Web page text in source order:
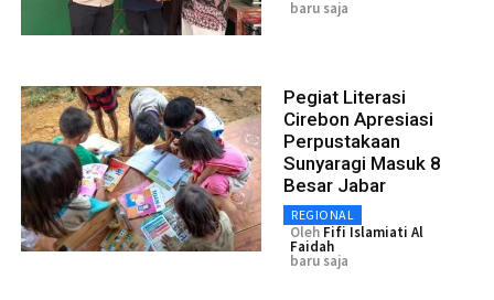
baru saja
Pegiat Literasi
Cirebon Apresiasi
Perpustakaan
Sunyaragi Masuk 8
Besar Jabar
REGIONAL
Oleh Fifi Islamiati Al
Faidah
baru saja